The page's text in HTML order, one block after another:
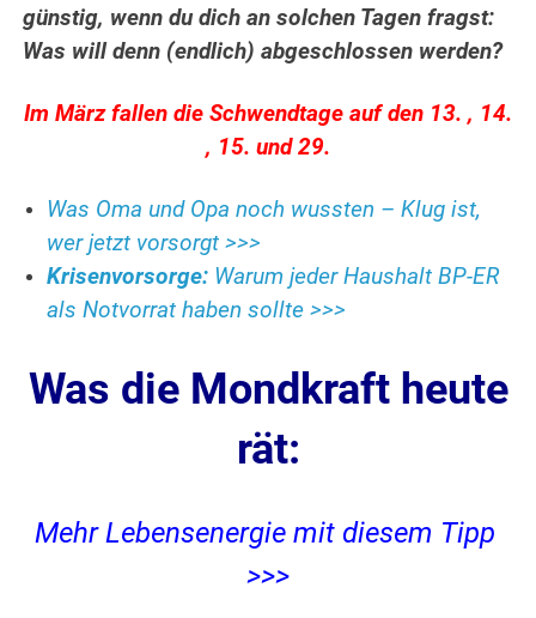
günstig, wenn du dich an solchen Tagen fragst:
Was will denn (endlich) abgeschlossen werden?
Im März fallen die Schwendtage auf den 13. , 14.
, 15. und 29.
Was Oma und Opa noch wussten – Klug ist,
wer jetzt vorsorgt >>>
Krisenvorsorge: Warum jeder Haushalt BP-ER
als Notvorrat haben sollte >>>
Was die Mondkraft heute
rät:
Mehr Lebensenergie mit diesem Tipp
>>>